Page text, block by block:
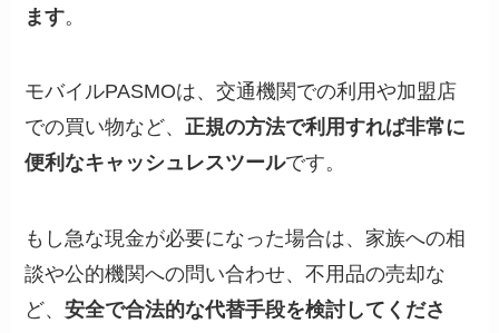
ます。
モバイルPASMOは、交通機関での利用や加盟店
での買い物など、正規の方法で利用すれば非常に
便利なキャッシュレスツールです。
もし急な現金が必要になった場合は、家族への相
談や公的機関への問い合わせ、不用品の売却な
ど、安全で合法的な代替手段を検討してくださ